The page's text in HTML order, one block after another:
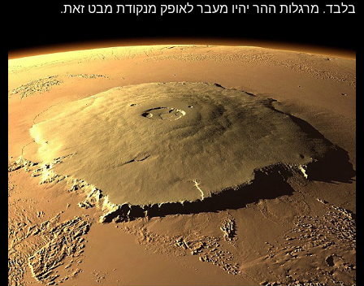
בלבד. מרגלות ההר יהיו מעבר לאופק מנקודת מבט זאת.